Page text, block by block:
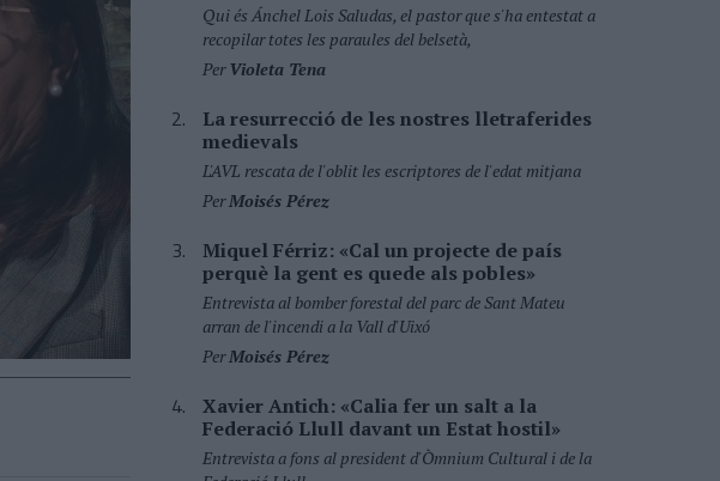
Qui és Ánchel Lois Saludas, el pastor que s'ha entestat a
recopilar totes les paraules del belsetà,
PerVioleta Tena
La resurrecció de les nostres lletraferides
medievals
L'AVL rescata de l'oblit les escriptores de l'edat mitjana
PerMoisés Pérez
Miquel Férriz: «Cal un projecte de país
perquè la gent es quede als pobles»
Entrevista al bomber forestal del parc de Sant Mateu
arran de l'incendi a la Vall d'Uixó
PerMoisés Pérez
Xavier Antich: «Calia fer un salt a la
Federació Llull davant un Estat hostil»
Entrevista a fons al president d'Òmnium Cultural i de la